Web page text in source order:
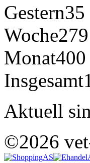
Gestern35
Woche279
Monat400
Insgesamt
Aktuell
©2026